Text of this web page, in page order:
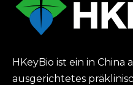
HKeyBio ist ein in China
ausgerichtetes